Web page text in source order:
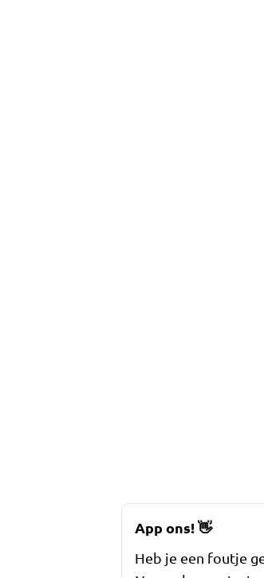
App ons!👋
Heb je een foutje